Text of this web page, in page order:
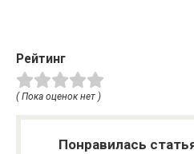
Рейтинг
( Пока оценок нет )
Понравилась